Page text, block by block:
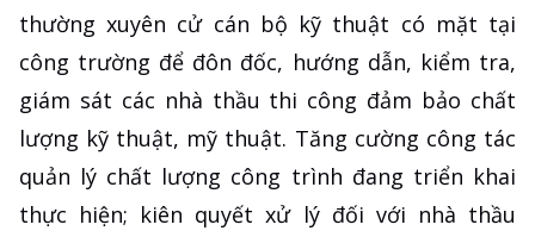
thường xuyên cử cán bộ kỹ thuật có mặt tại
công trường để đôn đốc, hướng dẫn, kiểm tra,
giám sát các nhà thầu thi công đảm bảo chất
lượng kỹ thuật, mỹ thuật. Tăng cường công tác
quản lý chất lượng công trình đang triển khai
thực hiện; kiên quyết xử lý đối với nhà thầu